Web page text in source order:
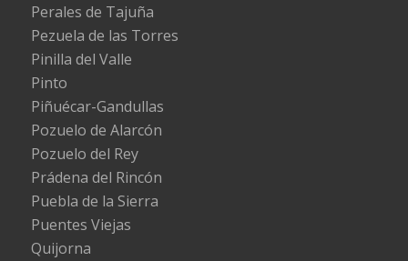
Perales de Tajuña
Pezuela de las Torres
Pinilla del Valle
Pinto
Piñuécar-Gandullas
Pozuelo de Alarcón
Pozuelo del Rey
Prádena del Rincón
Puebla de la Sierra
Puentes Viejas
Quijorna